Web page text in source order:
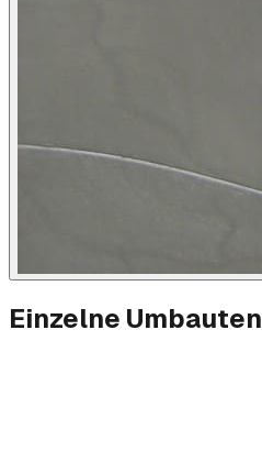
Einzelne Umbauten